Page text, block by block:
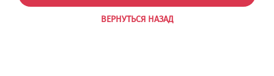
ВЕРНУТЬСЯ НАЗАД